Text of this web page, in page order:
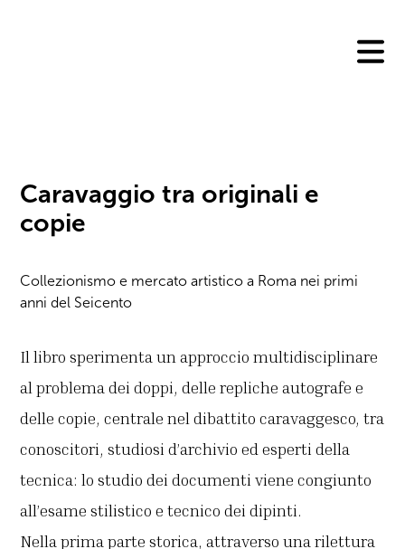
Caravaggio tra originali e
copie
Collezionismo e mercato artistico a Roma nei primi
anni del Seicento
Il libro sperimenta un approccio multidisciplinare
al problema dei doppi, delle repliche autografe e
delle copie, centrale nel dibattito caravaggesco, tra
conoscitori, studiosi d’archivio ed esperti della
tecnica: lo studio dei documenti viene congiunto
all’esame stilistico e tecnico dei dipinti.
Nella prima parte storica, attraverso una rilettura